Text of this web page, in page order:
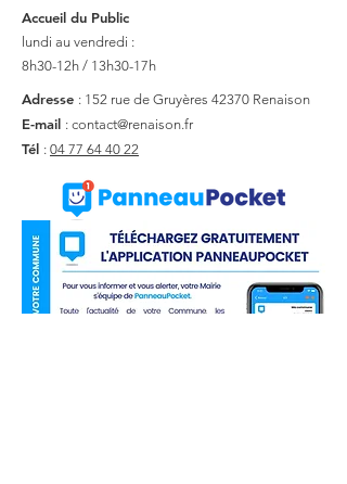
Accueil du Public
lundi au vendredi :
8h30-12h / 13h30-17h
Adresse : 152 rue de Gruyères 42370 Renaison
E-mail : contact@renaison.fr
Tél : 04 77 64 40 22